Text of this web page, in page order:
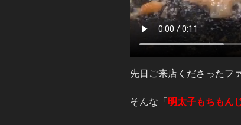
先日ご来店くださったフ
そんな「 明太子もちもん